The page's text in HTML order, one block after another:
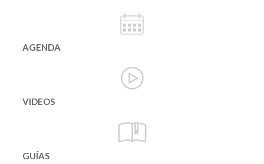
AGENDA
VIDEOS
GUÍAS